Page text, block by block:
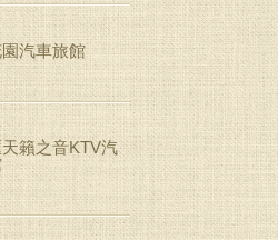
汽車旅館
籟之音KTV汽